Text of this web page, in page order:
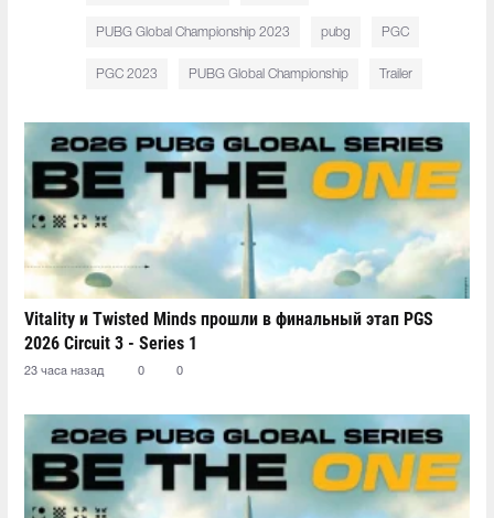
PUBG Global Championship 2023 pubg PGC
PGC 2023 PUBG Global Championship Trailer
Vitality и Twisted Minds прошли в финальный этап PGS
2026 Circuit 3 - Series 1
23 часа назад 0 0